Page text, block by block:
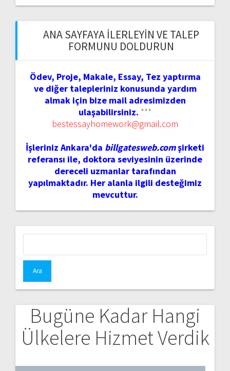
ANA SAYFAYA İLERLEYIN VE TALEP
FORMUNU DOLDURUN
Ödev, Proje, Makale, Essay, Tez yaptırma
ve diğer talepleriniz konusunda yardım
almak için bize mail adresimizden
ulaşabilirsiniz. ***
bestessayhomework@gmail.com
İşleriniz Ankara'da billgatesweb.comşirketi
referansı ile, doktora seviyesinin üzerinde
dereceli uzmanlar tarafından
yapılmaktadır. Her alanla ilgili desteğimiz
mevcuttur.
Bugüne Kadar Hangi
Ülkelere Hizmet Verdik